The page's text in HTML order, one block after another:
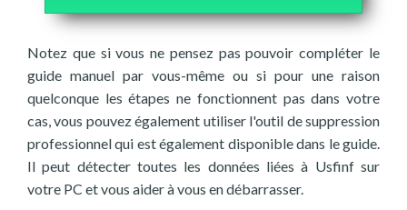
Notez que si vous ne pensez pas pouvoir compléter le
guide manuel par vous-même ou si pour une raison
quelconque les étapes ne fonctionnent pas dans votre
cas, vous pouvez également utiliser l'outil de suppression
professionnel qui est également disponible dans le guide.
Il peut détecter toutes les données liées à Usfinf sur
votre PC et vous aider à vous en débarrasser.